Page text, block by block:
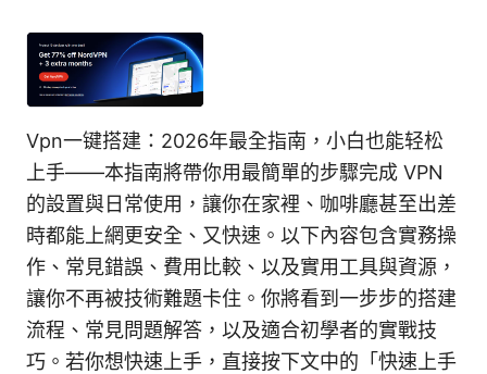
Vpn一键搭建：2026年最全指南，小白也能轻松
上手——本指南將帶你用最簡單的步驟完成 VPN
的設置與日常使用，讓你在家裡、咖啡廳甚至出差
時都能上網更安全、又快速。以下內容包含實務操
作、常見錯誤、費用比較、以及實用工具與資源，
讓你不再被技術難題卡住。你將看到一步步的搭建
流程、常見問題解答，以及適合初學者的實戰技
巧。若你想快速上手，直接按下文中的「快速上手